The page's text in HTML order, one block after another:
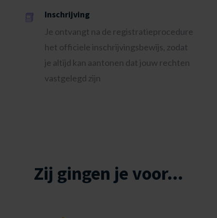
Inschrijving
Je ontvangt na de registratieprocedure
het officiele inschrijvingsbewijs, zodat
je altijd kan aantonen dat jouw rechten
vastgelegd zijn
Zij gingen je voor...